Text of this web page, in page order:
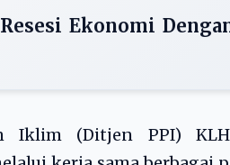
Ekonomi
Iklim (Ditjen PPI)